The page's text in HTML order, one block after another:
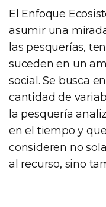
El Enfoque
asumir una
las pesquerías,
suceden en un
social. Se busca
cantidad de
la pesquería
en el tiempo y
consideren no
al recurso, sino